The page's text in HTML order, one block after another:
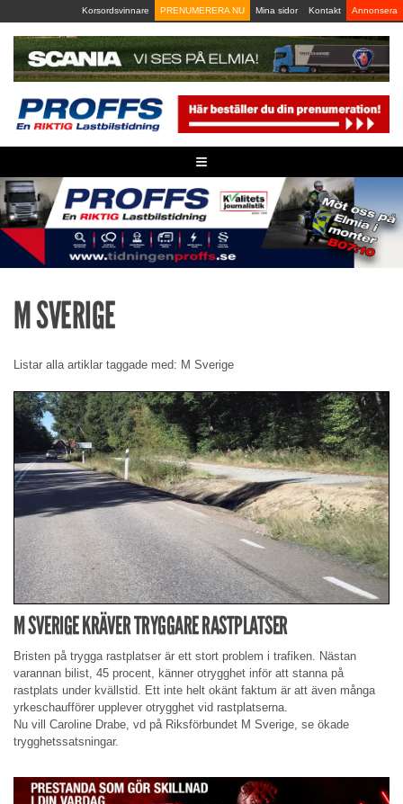
to
content
Korsordsvinnare PRENUMERERA NU Mina sidor Kontakt Annonsera
≡
M SVERIGE
Listar alla artiklar taggade med: M Sverige
M SVERIGE KRÄVER TRYGGARE RASTPLATSER
Bristen på trygga rastplatser är ett stort problem i trafiken. Nästan
varannan bilist, 45 procent, känner otrygghet inför att stanna på
rastplats under kvällstid. Ett inte helt okänt faktum är att även många
yrkeschaufförer upplever otrygghet vid rastplatserna.
Nu vill Caroline Drabe, vd på Riksförbundet M Sverige, se ökade
trygghetssatsningar.